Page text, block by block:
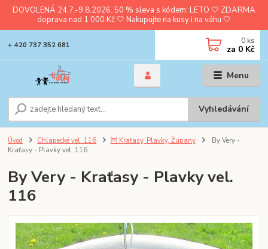
DOVOLENÁ 24.7.-9.8.2026. 50 % sleva s kódem: LETO 🤍 ZDARMA
doprava nad 1 000 Kč 🤍 Nakupujte na kusy i na váhu 🤍
Menu
Vyhledávání
+ 420 737 352 681 0 ks
za 0 Kč
Úvod Chlapecké vel. 116 🦉 Kraťasy, Plavky, Župany
By Very -
Kraťasy - Plavky vel. 116
By Very - Kraťasy - Plavky vel.
116